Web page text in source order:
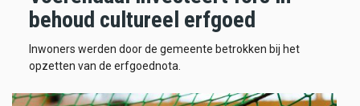
behoud cultureel erfgoed
Inwoners werden door de gemeente betrokken bij het
opzetten van de erfgoednota.